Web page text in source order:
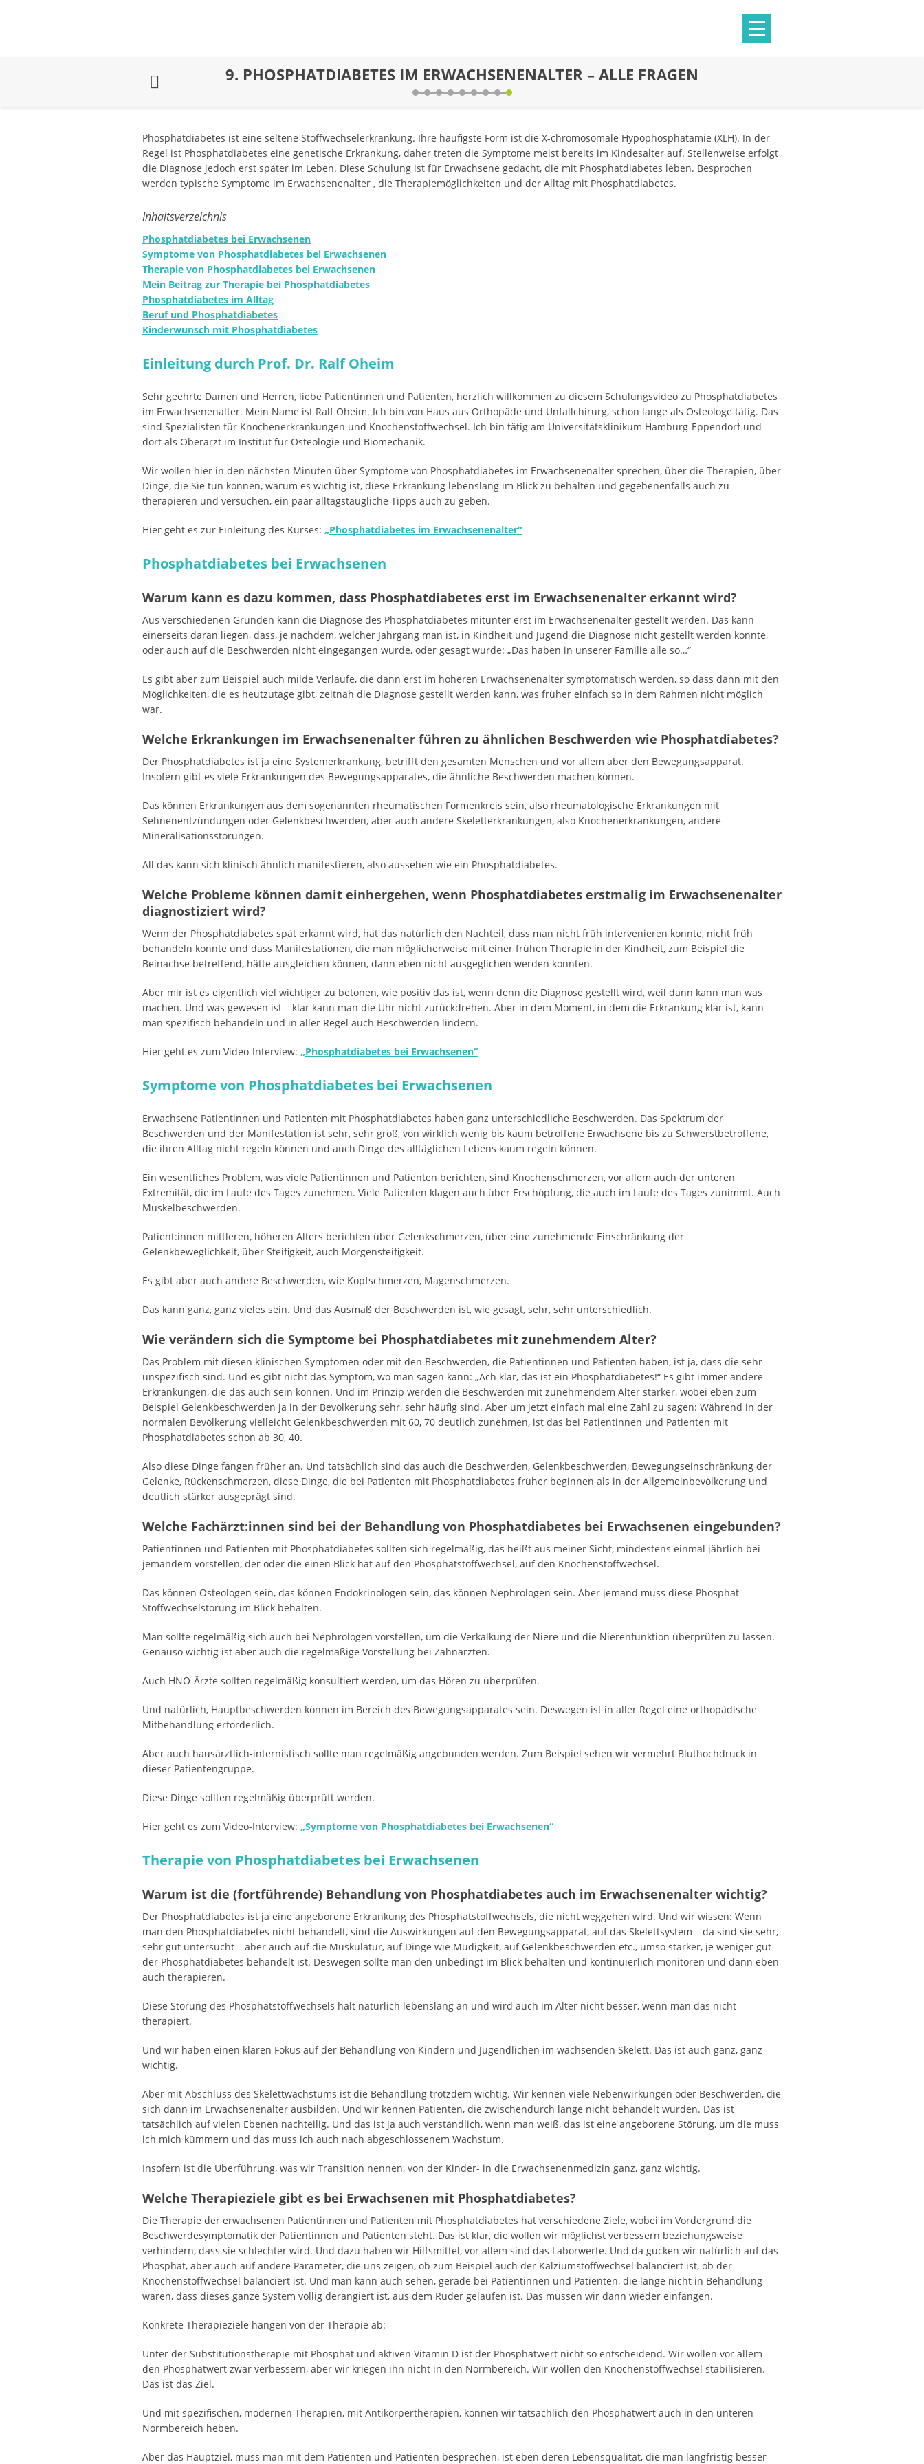
9. PHOSPHATDIABETES IM ERWACHSENENALTER – ALLE FRAGEN
Phosphatdiabetes ist eine seltene Stoffwechselerkrankung. Ihre häufigste Form ist die X-chromosomale Hypophosphatämie (XLH). In der
Regel ist Phosphatdiabetes eine genetische Erkrankung, daher treten die Symptome meist bereits im Kindesalter auf. Stellenweise erfolgt
die Diagnose jedoch erst später im Leben. Diese Schulung ist für Erwachsene gedacht, die mit Phosphatdiabetes leben. Besprochen
werden typische Symptome im Erwachsenenalter , die Therapiemöglichkeiten und der Alltag mit Phosphatdiabetes.
Inhaltsverzeichnis
Phosphatdiabetes bei Erwachsenen
Symptome von Phosphatdiabetes bei Erwachsenen
Therapie von Phosphatdiabetes bei Erwachsenen
Mein Beitrag zur Therapie bei Phosphatdiabetes
Phosphatdiabetes im Alltag
Beruf und Phosphatdiabetes
Kinderwunsch mit Phosphatdiabetes
Einleitung durch Prof. Dr. Ralf Oheim
Sehr geehrte Damen und Herren, liebe Patientinnen und Patienten, herzlich willkommen zu diesem Schulungsvideo zu Phosphatdiabetes
im Erwachsenenalter. Mein Name ist Ralf Oheim. Ich bin von Haus aus Orthopäde und Unfallchirurg, schon lange als Osteologe tätig. Das
sind Spezialisten für Knochenerkrankungen und Knochenstoffwechsel. Ich bin tätig am Universitätsklinikum Hamburg-Eppendorf und
dort als Oberarzt im Institut für Osteologie und Biomechanik.
Wir wollen hier in den nächsten Minuten über Symptome von Phosphatdiabetes im Erwachsenenalter sprechen, über die Therapien, über
Dinge, die Sie tun können, warum es wichtig ist, diese Erkrankung lebenslang im Blick zu behalten und gegebenenfalls auch zu
therapieren und versuchen, ein paar alltagstaugliche Tipps auch zu geben.
Hier geht es zur Einleitung des Kurses: „Phosphatdiabetes im Erwachsenenalter“
Phosphatdiabetes bei Erwachsenen
Warum kann es dazu kommen, dass Phosphatdiabetes erst im Erwachsenenalter erkannt wird?
Aus verschiedenen Gründen kann die Diagnose des Phosphatdiabetes mitunter erst im Erwachsenenalter gestellt werden. Das kann
einerseits daran liegen, dass, je nachdem, welcher Jahrgang man ist, in Kindheit und Jugend die Diagnose nicht gestellt werden konnte,
oder auch auf die Beschwerden nicht eingegangen wurde, oder gesagt wurde: „Das haben in unserer Familie alle so…“
Es gibt aber zum Beispiel auch milde Verläufe, die dann erst im höheren Erwachsenenalter symptomatisch werden, so dass dann mit den
Möglichkeiten, die es heutzutage gibt, zeitnah die Diagnose gestellt werden kann, was früher einfach so in dem Rahmen nicht möglich
war.
Welche Erkrankungen im Erwachsenenalter führen zu ähnlichen Beschwerden wie Phosphatdiabetes?
Der Phosphatdiabetes ist ja eine Systemerkrankung, betrifft den gesamten Menschen und vor allem aber den Bewegungsapparat.
Insofern gibt es viele Erkrankungen des Bewegungsapparates, die ähnliche Beschwerden machen können.
Das können Erkrankungen aus dem sogenannten rheumatischen Formenkreis sein, also rheumatologische Erkrankungen mit
Sehnenentzündungen oder Gelenkbeschwerden, aber auch andere Skeletterkrankungen, also Knochenerkrankungen, andere
Mineralisationsstörungen.
All das kann sich klinisch ähnlich manifestieren, also aussehen wie ein Phosphatdiabetes.
Welche Probleme können damit einhergehen, wenn Phosphatdiabetes erstmalig im Erwachsenenalter
diagnostiziert wird?
Wenn der Phosphatdiabetes spät erkannt wird, hat das natürlich den Nachteil, dass man nicht früh intervenieren konnte, nicht früh
behandeln konnte und dass Manifestationen, die man möglicherweise mit einer frühen Therapie in der Kindheit, zum Beispiel die
Beinachse betreffend, hätte ausgleichen können, dann eben nicht ausgeglichen werden konnten.
Aber mir ist es eigentlich viel wichtiger zu betonen, wie positiv das ist, wenn denn die Diagnose gestellt wird, weil dann kann man was
machen. Und was gewesen ist – klar kann man die Uhr nicht zurückdrehen. Aber in dem Moment, in dem die Erkrankung klar ist, kann
man spezifisch behandeln und in aller Regel auch Beschwerden lindern.
Hier geht es zum Video-Interview: „Phosphatdiabetes bei Erwachsenen“
Symptome von Phosphatdiabetes bei Erwachsenen
Erwachsene Patientinnen und Patienten mit Phosphatdiabetes haben ganz unterschiedliche Beschwerden. Das Spektrum der
Beschwerden und der Manifestation ist sehr, sehr groß, von wirklich wenig bis kaum betroffene Erwachsene bis zu Schwerstbetroffene,
die ihren Alltag nicht regeln können und auch Dinge des alltäglichen Lebens kaum regeln können.
Ein wesentliches Problem, was viele Patientinnen und Patienten berichten, sind Knochenschmerzen, vor allem auch der unteren
Extremität, die im Laufe des Tages zunehmen. Viele Patienten klagen auch über Erschöpfung, die auch im Laufe des Tages zunimmt. Auch
Muskelbeschwerden.
Patient:innen mittleren, höheren Alters berichten über Gelenkschmerzen, über eine zunehmende Einschränkung der
Gelenkbeweglichkeit, über Steifigkeit, auch Morgensteifigkeit.
Es gibt aber auch andere Beschwerden, wie Kopfschmerzen, Magenschmerzen.
Das kann ganz, ganz vieles sein. Und das Ausmaß der Beschwerden ist, wie gesagt, sehr, sehr unterschiedlich.
Wie verändern sich die Symptome bei Phosphatdiabetes mit zunehmendem Alter?
Das Problem mit diesen klinischen Symptomen oder mit den Beschwerden, die Patientinnen und Patienten haben, ist ja, dass die sehr
unspezifisch sind. Und es gibt nicht das Symptom, wo man sagen kann: „Ach klar, das ist ein Phosphatdiabetes!“ Es gibt immer andere
Erkrankungen, die das auch sein können. Und im Prinzip werden die Beschwerden mit zunehmendem Alter stärker, wobei eben zum
Beispiel Gelenkbeschwerden ja in der Bevölkerung sehr, sehr häufig sind. Aber um jetzt einfach mal eine Zahl zu sagen: Während in der
normalen Bevölkerung vielleicht Gelenkbeschwerden mit 60, 70 deutlich zunehmen, ist das bei Patientinnen und Patienten mit
Phosphatdiabetes schon ab 30, 40.
Also diese Dinge fangen früher an. Und tatsächlich sind das auch die Beschwerden, Gelenkbeschwerden, Bewegungseinschränkung der
Gelenke, Rückenschmerzen, diese Dinge, die bei Patienten mit Phosphatdiabetes früher beginnen als in der Allgemeinbevölkerung und
deutlich stärker ausgeprägt sind.
Welche Fachärzt:innen sind bei der Behandlung von Phosphatdiabetes bei Erwachsenen eingebunden?
Patientinnen und Patienten mit Phosphatdiabetes sollten sich regelmäßig, das heißt aus meiner Sicht, mindestens einmal jährlich bei
jemandem vorstellen, der oder die einen Blick hat auf den Phosphatstoffwechsel, auf den Knochenstoffwechsel.
Das können Osteologen sein, das können Endokrinologen sein, das können Nephrologen sein. Aber jemand muss diese Phosphat-
Stoffwechselstörung im Blick behalten.
Man sollte regelmäßig sich auch bei Nephrologen vorstellen, um die Verkalkung der Niere und die Nierenfunktion überprüfen zu lassen.
Genauso wichtig ist aber auch die regelmäßige Vorstellung bei Zahnärzten.
Auch HNO-Ärzte sollten regelmäßig konsultiert werden, um das Hören zu überprüfen.
Und natürlich, Hauptbeschwerden können im Bereich des Bewegungsapparates sein. Deswegen ist in aller Regel eine orthopädische
Mitbehandlung erforderlich.
Aber auch hausärztlich-internistisch sollte man regelmäßig angebunden werden. Zum Beispiel sehen wir vermehrt Bluthochdruck in
dieser Patientengruppe.
Diese Dinge sollten regelmäßig überprüft werden.
Hier geht es zum Video-Interview: „Symptome von Phosphatdiabetes bei Erwachsenen“
Therapie von Phosphatdiabetes bei Erwachsenen
Warum ist die (fortführende) Behandlung von Phosphatdiabetes auch im Erwachsenenalter wichtig?
Der Phosphatdiabetes ist ja eine angeborene Erkrankung des Phosphatstoffwechsels, die nicht weggehen wird. Und wir wissen: Wenn
man den Phosphatdiabetes nicht behandelt, sind die Auswirkungen auf den Bewegungsapparat, auf das Skelettsystem – da sind sie sehr,
sehr gut untersucht – aber auch auf die Muskulatur, auf Dinge wie Müdigkeit, auf Gelenkbeschwerden etc., umso stärker, je weniger gut
der Phosphatdiabetes behandelt ist. Deswegen sollte man den unbedingt im Blick behalten und kontinuierlich monitoren und dann eben
auch therapieren.
Diese Störung des Phosphatstoffwechsels hält natürlich lebenslang an und wird auch im Alter nicht besser, wenn man das nicht
therapiert.
Und wir haben einen klaren Fokus auf der Behandlung von Kindern und Jugendlichen im wachsenden Skelett. Das ist auch ganz, ganz
wichtig.
Aber mit Abschluss des Skelettwachstums ist die Behandlung trotzdem wichtig. Wir kennen viele Nebenwirkungen oder Beschwerden, die
sich dann im Erwachsenenalter ausbilden. Und wir kennen Patienten, die zwischendurch lange nicht behandelt wurden. Das ist
tatsächlich auf vielen Ebenen nachteilig. Und das ist ja auch verständlich, wenn man weiß, das ist eine angeborene Störung, um die muss
ich mich kümmern und das muss ich auch nach abgeschlossenem Wachstum.
Insofern ist die Überführung, was wir Transition nennen, von der Kinder- in die Erwachsenenmedizin ganz, ganz wichtig.
Welche Therapieziele gibt es bei Erwachsenen mit Phosphatdiabetes?
Die Therapie der erwachsenen Patientinnen und Patienten mit Phosphatdiabetes hat verschiedene Ziele, wobei im Vordergrund die
Beschwerdesymptomatik der Patientinnen und Patienten steht. Das ist klar, die wollen wir möglichst verbessern beziehungsweise
verhindern, dass sie schlechter wird. Und dazu haben wir Hilfsmittel, vor allem sind das Laborwerte. Und da gucken wir natürlich auf das
Phosphat, aber auch auf andere Parameter, die uns zeigen, ob zum Beispiel auch der Kalziumstoffwechsel balanciert ist, ob der
Knochenstoffwechsel balanciert ist. Und man kann auch sehen, gerade bei Patientinnen und Patienten, die lange nicht in Behandlung
waren, dass dieses ganze System völlig derangiert ist, aus dem Ruder gelaufen ist. Das müssen wir dann wieder einfangen.
Konkrete Therapieziele hängen von der Therapie ab:
Unter der Substitutionstherapie mit Phosphat und aktiven Vitamin D ist der Phosphatwert nicht so entscheidend. Wir wollen vor allem
den Phosphatwert zwar verbessern, aber wir kriegen ihn nicht in den Normbereich. Wir wollen den Knochenstoffwechsel stabilisieren.
Das ist das Ziel.
Und mit spezifischen, modernen Therapien, mit Antikörpertherapien, können wir tatsächlich den Phosphatwert auch in den unteren
Normbereich heben.
Aber das Hauptziel, muss man mit dem Patienten und Patienten besprechen, ist eben deren Lebensqualität, die man langfristig besser